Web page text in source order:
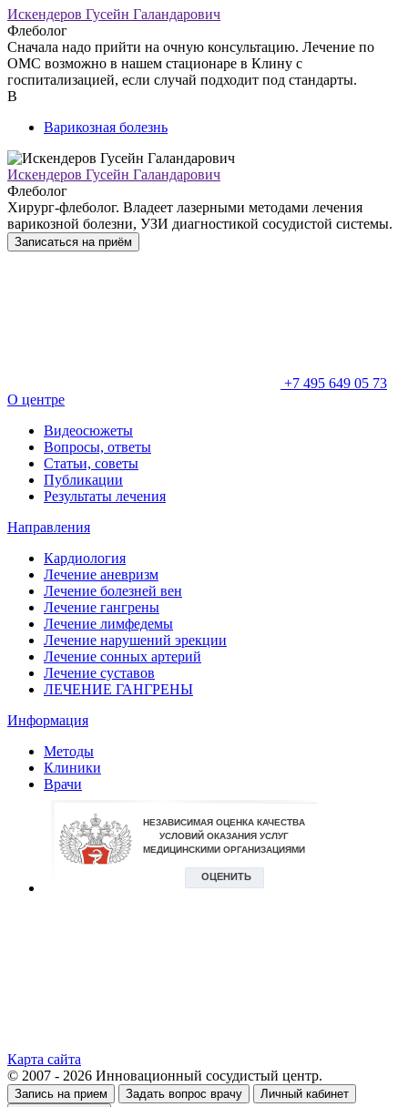
Искендеров Гусейн Галандарович
Флеболог
Сначала надо прийти на очную консультацию. Лечение по
ОМС возможно в нашем стационаре в Клину с
госпитализацией, если случай подходит под стандарты.
В
Варикозная болезнь
Искендеров Гусейн Галандарович
Флеболог
Хирург-флеболог. Владеет лазерными методами лечения
варикозной болезни, УЗИ диагностикой сосудистой системы.
Записаться на приём
+7 495 649 05 73
О центре
Видеосюжеты
Вопросы, ответы
Статьи, советы
Публикации
Результаты лечения
Направления
Кардиология
Лечение аневризм
Лечение болезней вен
Лечение гангрены
Лечение лимфедемы
Лечение нарушений эрекции
Лечение сонных артерий
Лечение суставов
ЛЕЧЕНИЕ ГАНГРЕНЫ
Информация
Методы
Клиники
Врачи
Карта сайта
© 2007 - 2026 Инновационный сосудистый центр.
Запись на прием Задать вопрос врачу
Личный кабинет